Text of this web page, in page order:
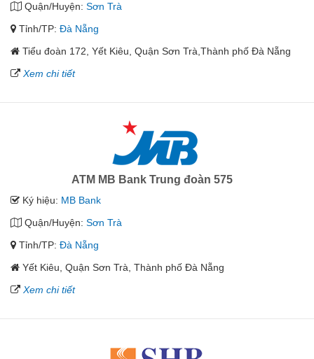
Quận/Huyện: Sơn Trà
Tỉnh/TP: Đà Nẵng
Tiểu đoàn 172, Yết Kiêu, Quận Sơn Trà,Thành phố Đà Nẵng
Xem chi tiết
ATM MB Bank Trung đoàn 575
Ký hiệu: MB Bank
Quận/Huyện: Sơn Trà
Tỉnh/TP: Đà Nẵng
Yết Kiêu, Quận Sơn Trà, Thành phố Đà Nẵng
Xem chi tiết